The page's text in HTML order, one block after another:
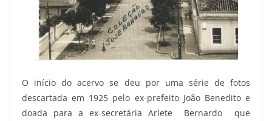
O início do acervo se deu por uma série de fotos
descartada em 1925 pelo ex-prefeito João Benedito e
doada para a ex-secretária Arlete Bernardo que